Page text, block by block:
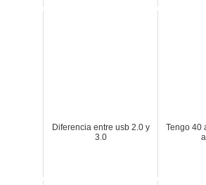
Diferencia entre usb 2.0 y
3.0
Tengo 40